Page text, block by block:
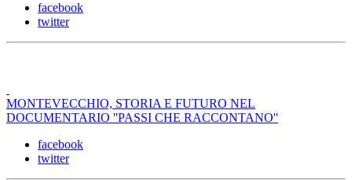
facebook
twitter
MONTEVECCHIO, STORIA E FUTURO NEL
DOCUMENTARIO ''PASSI CHE RACCONTANO''
facebook
twitter